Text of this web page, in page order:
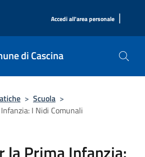
Accedi all'area personale |
di Cascina
> Scuola >
I Nidi Comunali